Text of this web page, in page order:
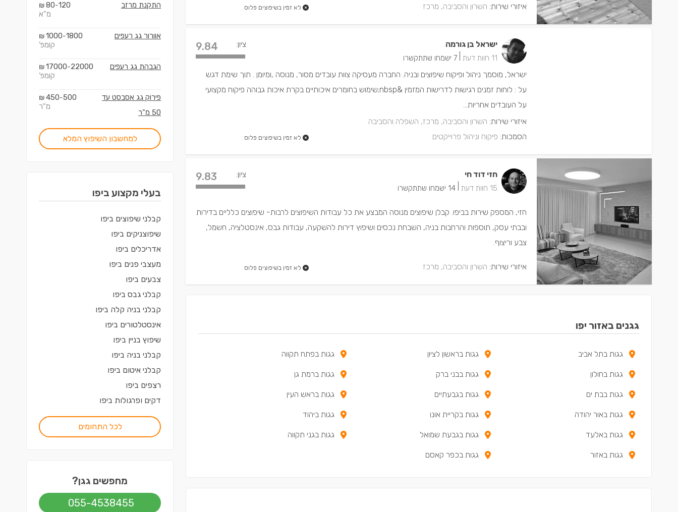
איזורי שירות: השרון והסביבה, מרכז לא זמין בשיפוצים פלוס
ישראל בן גורמה
11 חוות דעת 7 ישמחו שתתקשרו
ציון: 9.84
ישראל, מוסמך ניהול ופיקוח שיפוצים ובניה. החברה מעסיקה צוות עובדים מסור, מנוסה ,ומיומן . תוך שימת דגש
על : לוחות זמנים רגישות לדרישות המזמין &nbsp;שימוש בחומרים איכותיים בקרת איכות גבוהה פיקוח מקצועי
על העובדים אחריות...
איזורי שירות: השרון והסביבה, מרכז, השפלה והסביבה
הסמכות: פיקוח וניהול פרוייקטים לא זמין בשיפוצים פלוס
חזי דוד חי
15 חוות דעת 14 ישמחו שתתקשרו
ציון: 9.83
חזי, המספק שירות בביפו. קבלן שיפוצים מנוסה המבצע את כל עבודות השיפוצים לרבות- שיפוצים כלליים בדירות
ובבתי עסק, תוספות והרחבות בניה, השבחת נכסים ושיפוץ דירות להשקעה, עבודות גבס, אינסטלציה, חשמל,
צבע וריצוף.
איזורי שירות: השרון והסביבה, מרכז לא זמין בשיפוצים פלוס
גגנים באזור יפו
גגות בתל אביב גגות בראשון לציון גגות בפתח תקווה
גגות בחולון גגות בבני ברק גגות ברמת גן
גגות בבת ים גגות בגבעתיים גגות בראש העין
גגות באור יהודה גגות בקריית אונו גגות ביהוד
גגות באלעד גגות בגבעת שמואל גגות בגני תקווה
גגות באזור גגות בכפר קאסם
התקנת מרזב 80-120
₪
מ"א
אוורור גג רעפים 1000-1800
₪
קומפ'
הגבהת גג רעפים 17000-22000
₪
קומפ'
פירוק גג אסבסט עד
50 מ"ר
450-500
₪
מ"ר
למחשבון השיפוץ המלא
בעלי מקצוע ביפו
קבלני שיפוצים ביפו
שיפוצניקים ביפו
אדריכלים ביפו
מעצבי פנים ביפו
צבעים ביפו
קבלני גבס ביפו
קבלני בניה קלה ביפו
אינסטלטורים ביפו
שיפוץ בניין ביפו
קבלני בניה ביפו
קבלני איטום ביפו
רצפים ביפו
דקים ופרגולות ביפו
לכל התחומים
מחפשים גגן?
055-4538455